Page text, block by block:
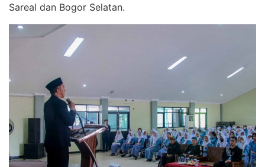
Sareal dan Bogor Selatan.